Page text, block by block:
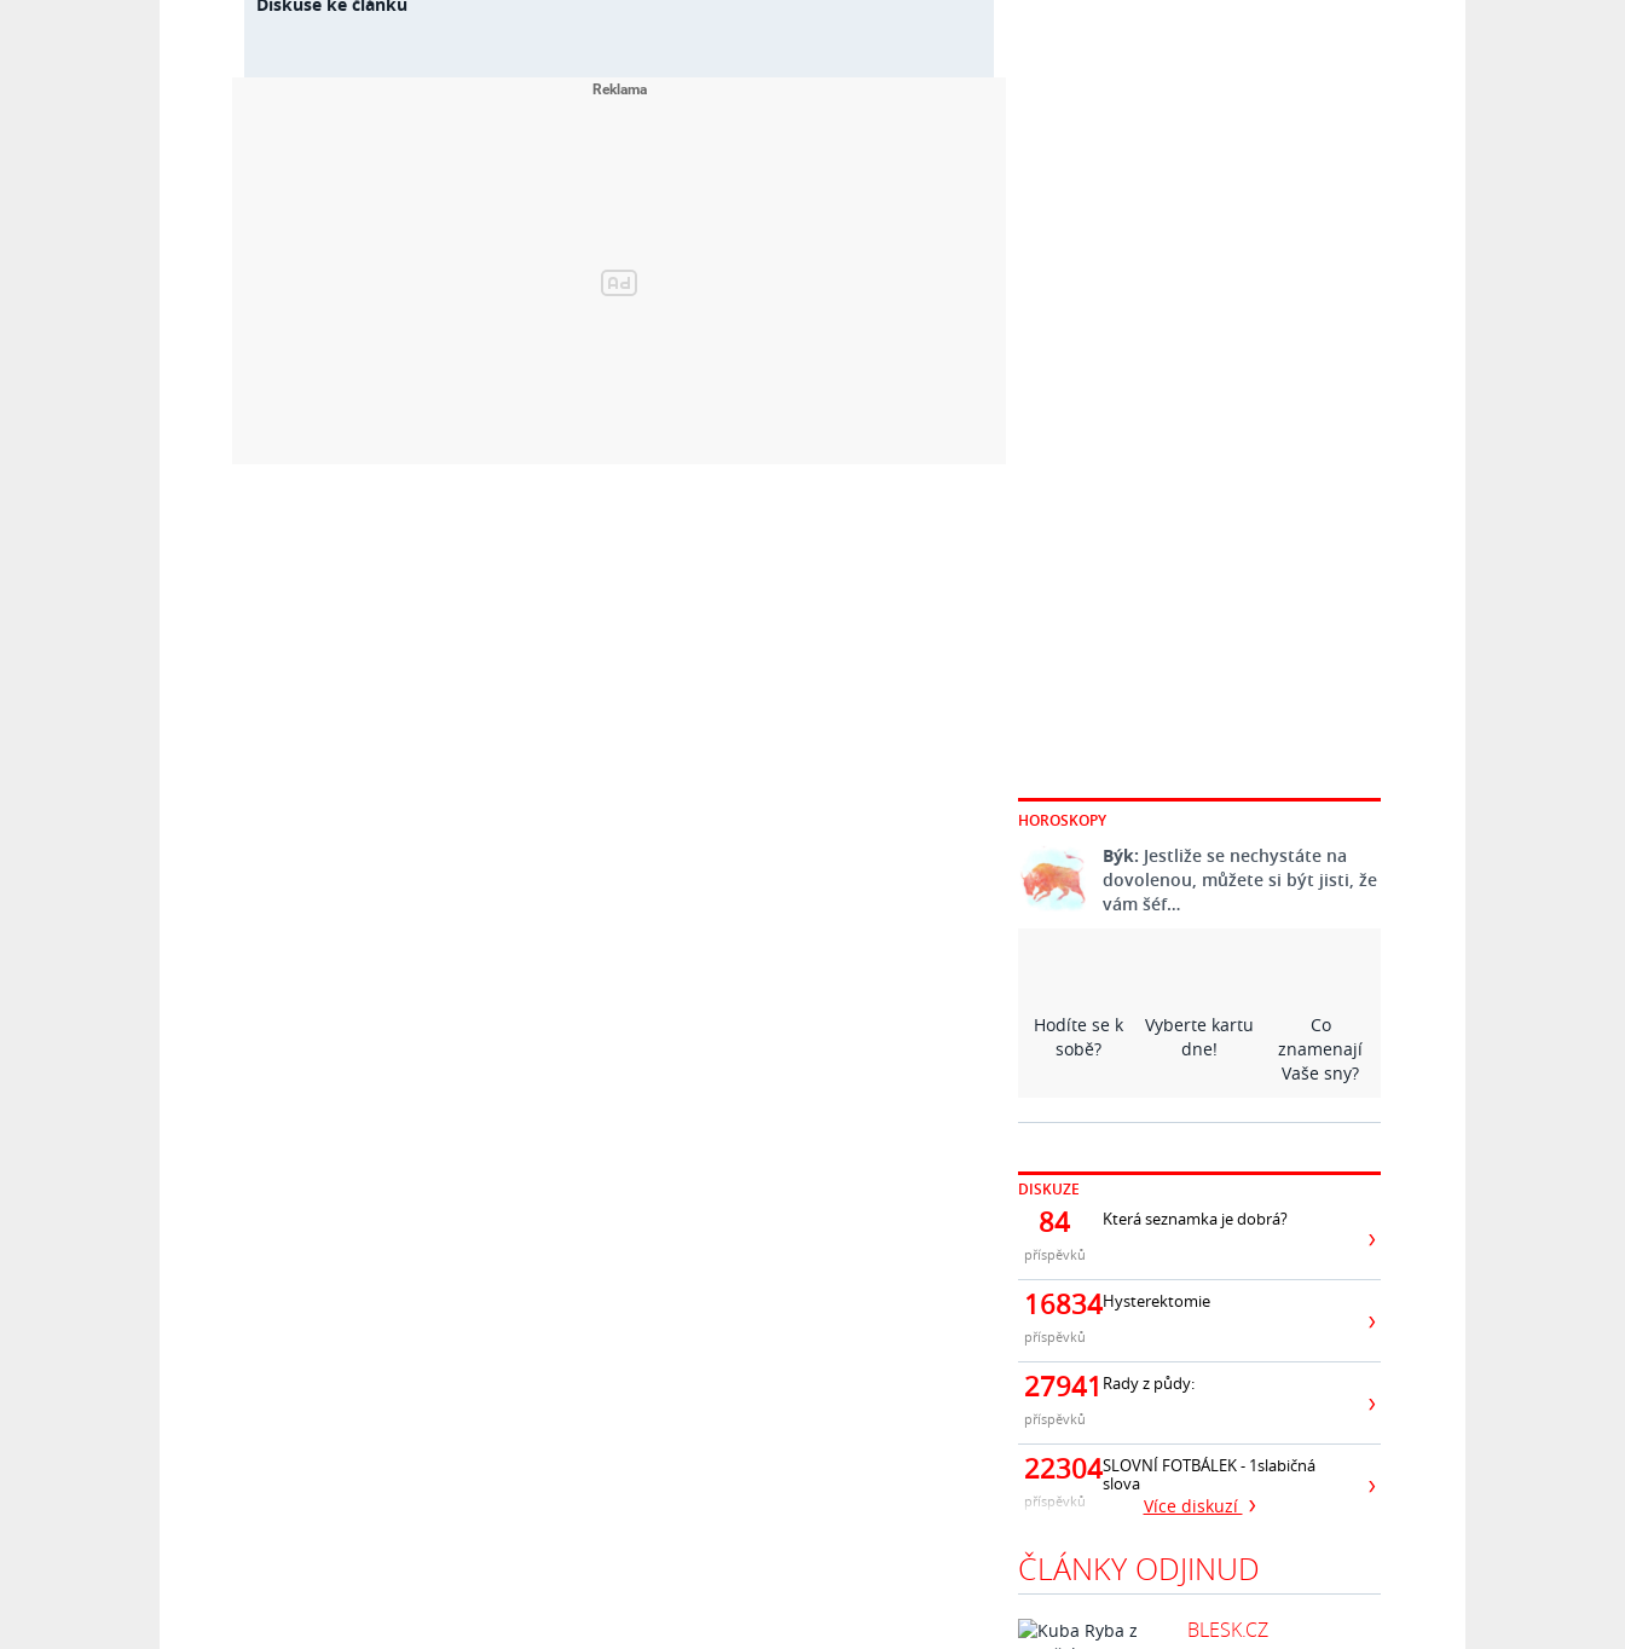
HOROSKOPY
Býk: Jestliže se nechystáte na
dovolenou, můžete si být jisti, že
vám šéf…
Hodíte se k
sobě?
Vyberte kartu
dne!
Co
znamenají
Vaše sny?
DISKUZE
84
příspěvků
Která seznamka je dobrá?
16834
příspěvků
Hysterektomie
27941
příspěvků
Rady z půdy:
22304
příspěvků
SLOVNÍ FOTBÁLEK - 1slabičná
slova
Více diskuzí
ČLÁNKY ODJINUD
BLESK.CZ